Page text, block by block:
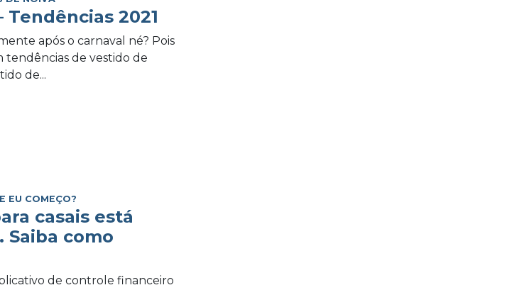
2021
após o carnaval né? Pois
tendências de vestido de
de...
EU COMEÇO?
casais está
Saiba como
de controle financeiro